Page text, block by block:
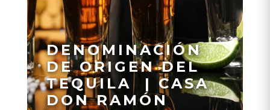
DENOMINACIÓN
DE ORIGEN DEL
TEQUILA | CASA
DON RAMÓN